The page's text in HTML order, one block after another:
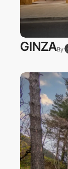
GINZABy